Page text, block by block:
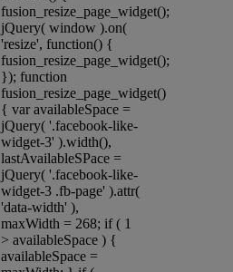
fusion_resize_page_widget();
jQuery( window ).on(
'resize', function() {
fusion_resize_page_widget();
}); function
fusion_resize_page_widget()
{ var availableSpace =
jQuery( '.facebook-like-
widget-3' ).width(),
lastAvailableSPace =
jQuery( '.facebook-like-
widget-3 .fb-page' ).attr(
'data-width' ),
maxWidth = 268; if ( 1
> availableSpace ) {
availableSpace =